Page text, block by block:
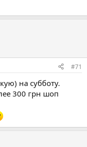
#71
на субботу.
300 грн шоп